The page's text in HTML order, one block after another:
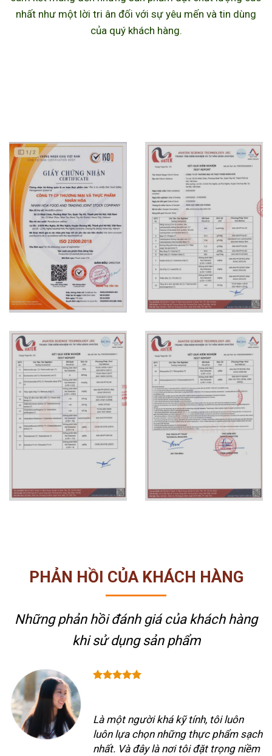
nhất như một lời tri ân đối với sự yêu mến và tin dùng
của quý khách hàng.
PHẢN HỒI CỦA KHÁCH HÀNG
Những phản hồi đánh giá của khách hàng
khi sử dụng sản phẩm
Là một người khá kỹ tính, tôi luôn
luôn lựa chọn những thực phẩm sạch
nhất. Và đây là nơi tôi đặt trọng niềm